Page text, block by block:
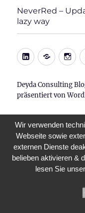
NeverRed –
lazy way
LinkedIn
Xing
Deyda Consulting
präsentiert von
Wir verwenden
Webseite sowie
externen Dienste
belieben aktivieren &
lesen Sie